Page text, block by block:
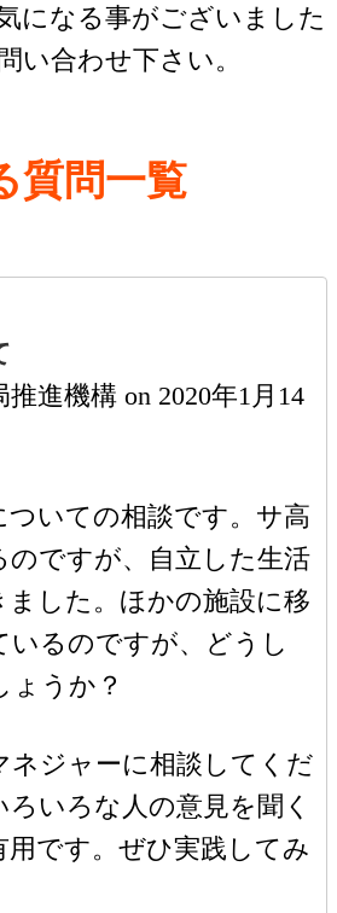
になる事がございました
い合わせ下さい。
質問一覧
推進機構 on 2020年1月14
ついての相談です。サ高
のですが、自立した生活
ました。ほかの施設に移
いるのですが、どうし
ょうか？
ネジャーに相談してくだ
いろな人の意見を聞く
用です。ぜひ実践してみ